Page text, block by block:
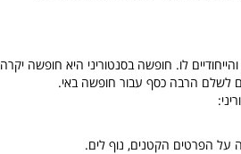
לו. חופשה בסנטוריני היא חופשה יקרה
לשלם הרבה כסף עבור חופשה באי.
על הפרטים הקטנים, נוף לים.